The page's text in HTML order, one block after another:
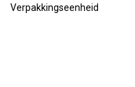
Verpakkingseenheid